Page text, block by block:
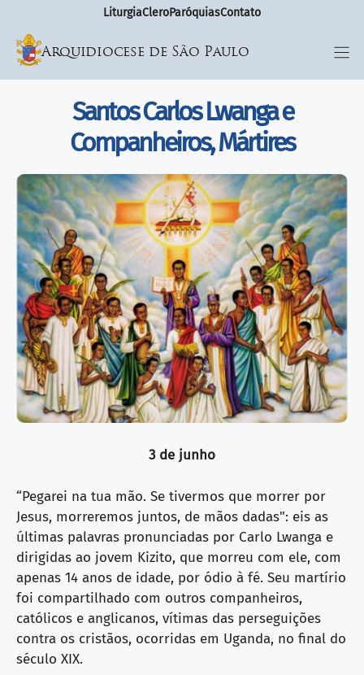
LiturgiaCleroParóquiasContato
Arquidiocese de São Paulo
Santos Carlos Lwanga e
Companheiros, Mártires
3 de junho
“Pegarei na tua mão. Se tivermos que morrer por
Jesus, morreremos juntos, de mãos dadas": eis as
últimas palavras pronunciadas por Carlo Lwanga e
dirigidas ao jovem Kizito, que morreu com ele, com
apenas 14 anos de idade, por ódio à fé. Seu martírio
foi compartilhado com outros companheiros,
católicos e anglicanos, vítimas das perseguições
contra os cristãos, ocorridas em Uganda, no final do
século XIX.